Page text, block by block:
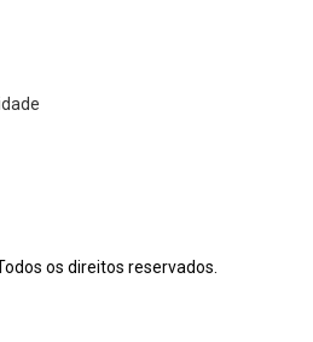
os direitos reservados.